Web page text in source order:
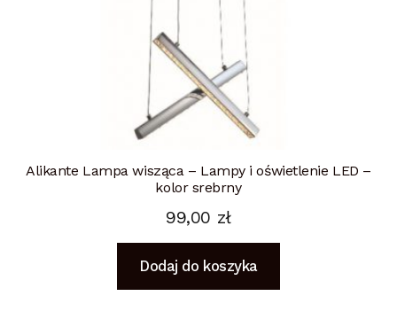
Alikante Lampa wisząca – Lampy i oświetlenie LED –
kolor srebrny
99,00 zł
Dodaj do koszyka